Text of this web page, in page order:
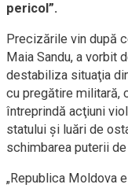
pericol”.
Precizările vin după
Maia Sandu, a vorbit
destabiliza situaţia
cu pregătire militară,
întreprindă acţiuni
statului şi luări de
schimbarea puterii de
„Republica Moldova